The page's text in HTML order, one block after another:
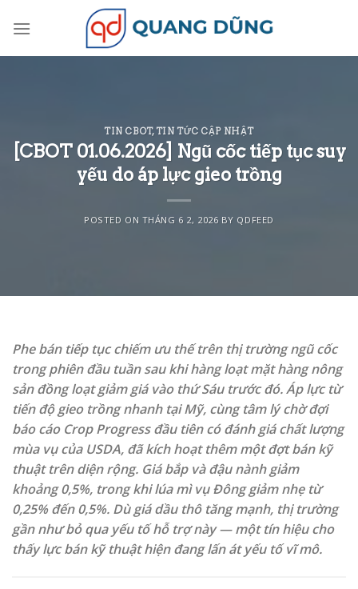
TIN CBOT, TIN TỨC CẬP NHẬT
[CBOT 01.06.2026] Ngũ cốc tiếp tục suy
yếu do áp lực gieo trồng
POSTED ON THÁNG 6 2, 2026 BY QDFEED
Phe bán tiếp tục chiếm ưu thế trên thị trường ngũ cốc
trong phiên đầu tuần sau khi hàng loạt mặt hàng nông
sản đồng loạt giảm giá vào thứ Sáu trước đó. Áp lực từ
tiến độ gieo trồng nhanh tại Mỹ, cùng tâm lý chờ đợi
báo cáo Crop Progress đầu tiên có đánh giá chất lượng
mùa vụ của USDA, đã kích hoạt thêm một đợt bán kỹ
thuật trên diện rộng. Giá bắp và đậu nành giảm
khoảng 0,5%, trong khi lúa mì vụ Đông giảm nhẹ từ
0,25% đến 0,5%. Dù giá dầu thô tăng mạnh, thị trường
gần như bỏ qua yếu tố hỗ trợ này — một tín hiệu cho
thấy lực bán kỹ thuật hiện đang lấn át yếu tố vĩ mô.